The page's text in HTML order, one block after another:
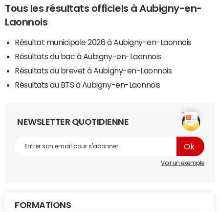
Tous les résultats officiels à Aubigny-en-
Laonnois
Résultat municipale 2026 à Aubigny-en-Laonnois
Résultats du bac à Aubigny-en-Laonnois
Résultats du brevet à Aubigny-en-Laonnois
Résultats du BTS à Aubigny-en-Laonnois
NEWSLETTER QUOTIDIENNE
Voir un exemple
FORMATIONS